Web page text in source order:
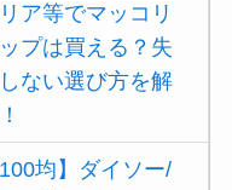
ア等でマッコリ
プは買える？失
ない選び方を解
100均】ダイソー/